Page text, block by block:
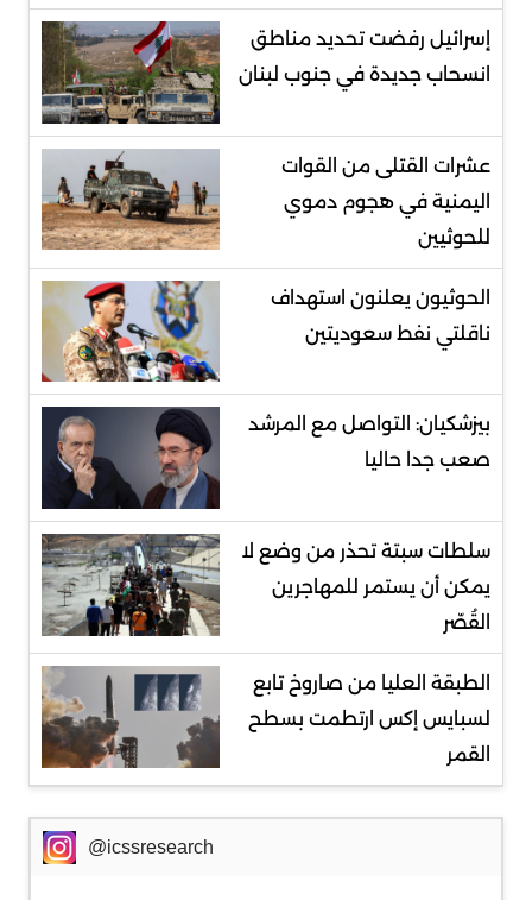
إسرائيل رفضت تحديد مناطق
انسحاب جديدة في جنوب لبنان
عشرات القتلى من القوات
اليمنية في هجوم دموي
للحوثيين
الحوثيون يعلنون استهداف
ناقلتي نفط سعوديتين
بيزشكيان: التواصل مع المرشد
صعب جدا حاليا
سلطات سبتة تحذر من وضع لا
يمكن أن يستمر للمهاجرين
القُصّر
الطبقة العليا من صاروخ تابع
لسبايس إكس ارتطمت بسطح
القمر
@icssresearch